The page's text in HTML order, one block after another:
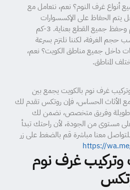
غرف النوم؟ نعم، نتعامل مع
والموديلات. 2-هل يتم الحفاظ على الإكسسوارات
الصغيرة؟ بالتأكيد، يتم تنظيم وحفظ جميع القطع بعناية. 3-كم
الغرفة، لكننا نلتزم بسرعة
خدمات داخل جميع مناطق الكويت؟ نعم،
المناطق.
غرف نوم بالكويت يجمع بين
مع الأثاث الحساس، فإن روتكس تقدم لك
طويلة وفريق متخصص، نضمن لك
مستوى من الجودة، لأن راحتك تبدأ
معنا مباشرة قم بالضغط على زر
https://
غرف نوم